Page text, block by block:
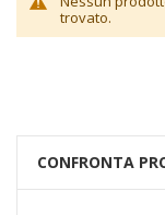
trovato.
CONFRONTA